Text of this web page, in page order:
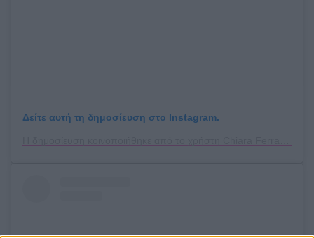
Δείτε αυτή τη δημοσίευση στο Instagram.